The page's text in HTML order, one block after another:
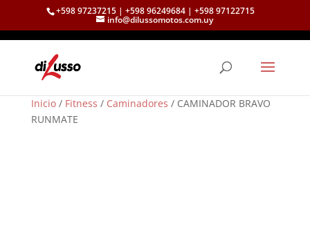
+598 97237215 | +598 96249684 | +598 97122715
info@dilussomotos.com.uy
Inicio/ Fitness / Caminadores / CAMINADOR BRAVO
RUNMATE